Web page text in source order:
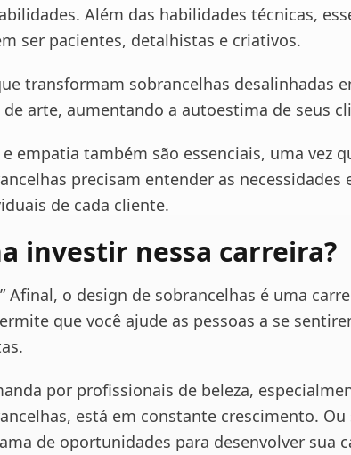
Além das habilidades técnicas,
ser pacientes, detalhistas e criativos.
transformam sobrancelhas desalinhadas
arte, aumentando a autoestima de seus
empatia também são essenciais, uma vez
precisam entender as necessidades
de cada cliente.
investir nessa carreira?
Afinal, o design de sobrancelhas é uma
que você ajude as pessoas a se
por profissionais de beleza,
está em constante crescimento. Ou
de oportunidades para desenvolver sua